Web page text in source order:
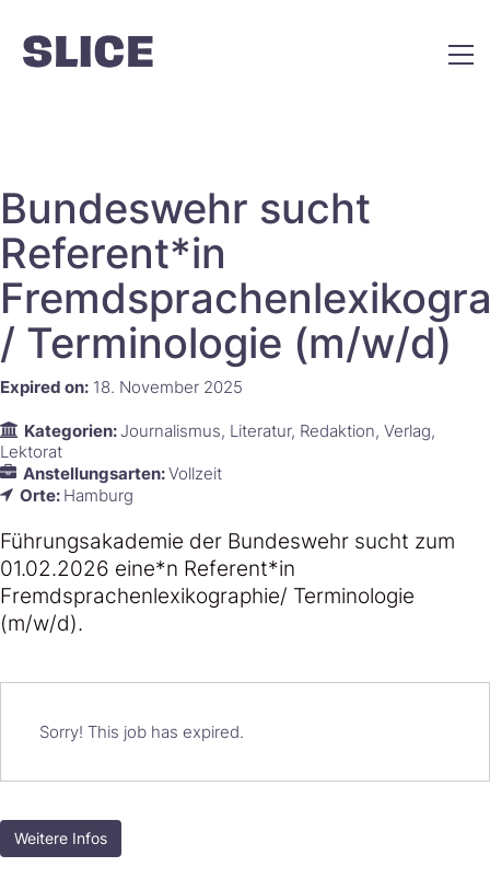
Bundeswehr sucht
Referent*in
/ Terminologie (m/w/d)
Expired on: 18. November 2025
Kategorien:Journalismus Literatur Redaktion Verlag
Lektorat
Anstellungsarten:Vollzeit
Orte: Hamburg
Führungsakademie der Bundeswehr sucht zum
01.02.2026 eine*n Referent*in
Fremdsprachenlexikographie/ Terminologie
(m/w/d).
Sorry! This job has expired.
Weitere Infos